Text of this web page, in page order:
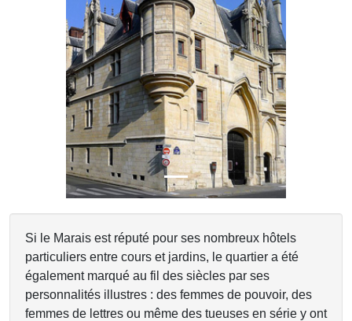
Previous
Si le Marais est réputé pour ses nombreux hôtels
particuliers entre cours et jardins, le quartier a été
également marqué au fil des siècles par ses
personnalités illustres : des femmes de pouvoir, des
femmes de lettres ou même des tueuses en série y ont